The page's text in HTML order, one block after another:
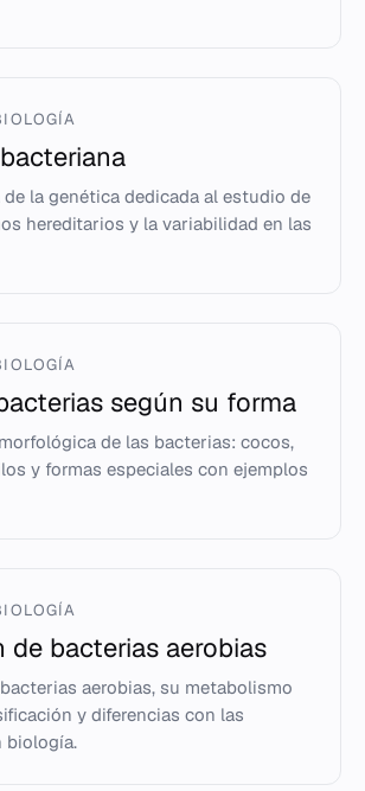
la genética dedicada al estudio de
hereditarios y la variabilidad en las
según su forma
de las bacterias: cocos,
y formas especiales con ejemplos
de bacterias aerobias
aerobias, su metabolismo
y diferencias con las
biología.